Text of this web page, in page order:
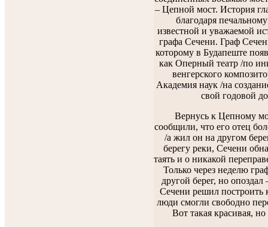
– Цепной мост. История
благодаря
известной и уважаемой
графа Сечени. Граф
которому в Будапеште
как Оперный театр /по
венгерского
Академия наук /на
свой годовой
Вернусь к Цепному
сообщили, что его отец
/а жил он на другом
берегу реки, Сечени
таять и о никакой
Только через неделю
другой берег, но опоздал
Сечени решил построить
люди смогли свободно
Вот такая красивая,